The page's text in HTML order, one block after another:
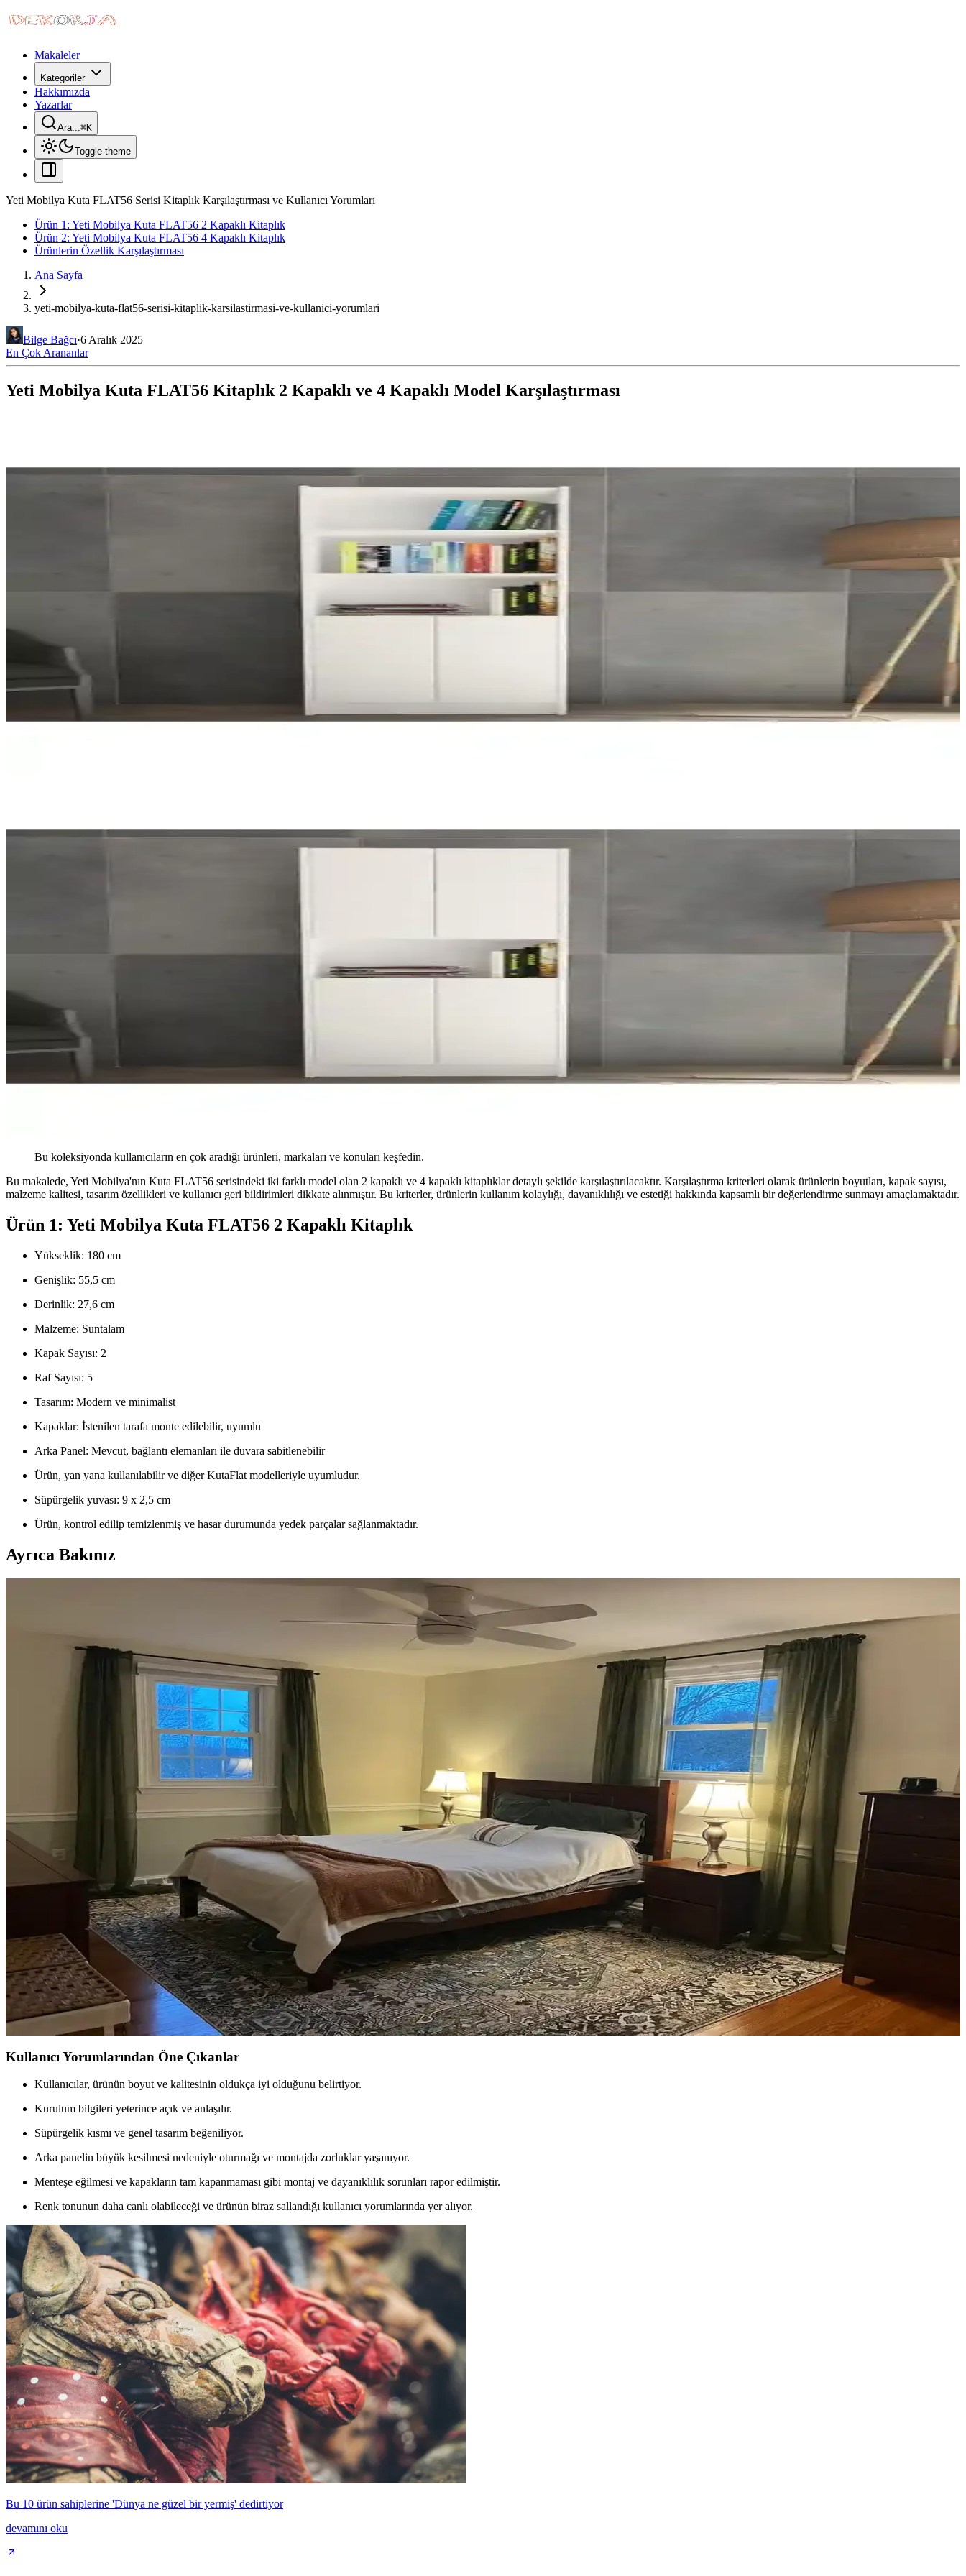
Makaleler
Kategoriler
Hakkımızda
Yazarlar
Ara...⌘K
Toggle theme
Yeti Mobilya Kuta FLAT56 Serisi Kitaplık Karşılaştırması ve Kullanıcı Yorumları
Ürün 1: Yeti Mobilya Kuta FLAT56 2 Kapaklı Kitaplık
Ürün 2: Yeti Mobilya Kuta FLAT56 4 Kapaklı Kitaplık
Ürünlerin Özellik Karşılaştırması
Ana Sayfa
yeti-mobilya-kuta-flat56-serisi-kitaplik-karsilastirmasi-ve-kullanici-yorumlari
Bilge Bağcı·6 Aralık 2025
En Çok Arananlar
Yeti Mobilya Kuta FLAT56 Kitaplık 2 Kapaklı ve 4 Kapaklı Model Karşılaştırması
Bu koleksiyonda kullanıcıların en çok aradığı ürünleri, markaları ve konuları keşfedin.
Bu makalede, Yeti Mobilya'nın Kuta FLAT56 serisindeki iki farklı model olan 2 kapaklı ve 4 kapaklı kitaplıklar detaylı şekilde karşılaştırılacaktır. Karşılaştırma kriterleri olarak ürünlerin boyutları, kapak sayısı,
malzeme kalitesi, tasarım özellikleri ve kullanıcı geri bildirimleri dikkate alınmıştır. Bu kriterler, ürünlerin kullanım kolaylığı, dayanıklılığı ve estetiği hakkında kapsamlı bir değerlendirme sunmayı amaçlamaktadır.
Ürün 1: Yeti Mobilya Kuta FLAT56 2 Kapaklı Kitaplık
Yükseklik: 180 cm
Genişlik: 55,5 cm
Derinlik: 27,6 cm
Malzeme: Suntalam
Kapak Sayısı: 2
Raf Sayısı: 5
Tasarım: Modern ve minimalist
Kapaklar: İstenilen tarafa monte edilebilir, uyumlu
Arka Panel: Mevcut, bağlantı elemanları ile duvara sabitlenebilir
Ürün, yan yana kullanılabilir ve diğer KutaFlat modelleriyle uyumludur.
Süpürgelik yuvası: 9 x 2,5 cm
Ürün, kontrol edilip temizlenmiş ve hasar durumunda yedek parçalar sağlanmaktadır.
Ayrıca Bakınız
Koltuk ve Aksesuar Sandalyelerde Renk Uyumu ve Dekorasyonda Görsel Denge Sağlama Yöntemleri
Koltuk ve aksesuar sandalyelerde renk uyumsuzluğu görsel rekabete yol açabilir. Halı, perde, yastık ve mobilya yerleşimi ile renkler dengelenerek mekanın estetik bütünlüğü sağlanır.
Ev Dekorasyonunda Denge ve Fonksiyonellik: Renk Uyumu, Mobilya Yerleşimi ve Estetik İncelemesi
Reddit tartışması üzerinden ev dekorasyonunda renk uyumu, mobilya yerleşimi ve aksesuar dengesi gibi unsurların yaşam alanlarının estetik ve fonksiyonelliğini nasıl etkilediği inceleniyor.
Veranda Dekorasyonunda Bitki Seçimi, Aydınlatma ve Mobilya Düzenlemeleriyle Estetik İyileştirme Yöntemleri
Veranda dekorasyonunda bitkiler, halılar, aydınlatma ve mobilyaların uyumlu kullanımı mekânı daha davetkâr ve fonksiyonel kılar. Doğru seçimler verandanın atmosferini ve dış görünümünü güçlendirir.
Habitat'tan İkinci El Mobilya Alımı ve Ev Dekorasyonunda Stil Oluşturma Yöntemleri
Habitat mağazalarından ikinci el mobilya alımı, ekonomik ve özgün dekorasyon için fırsatlar sunar. Doğru seçim, temizlik ve stil oluşturma evin atmosferini belirler.
Teal Renkli Sandalyenin Halı ve Dolapla Uyumunda Renk Tonları ve Aksesuarların Rolü
Teal renkli sandalyenin halı ve dolapla uyumu, doğru renk tonları ve aksesuar seçimiyle sağlanır. Halıdaki mavi-yeşil alt tonlar ve sıcak ahşap dolap, teal rengini öne çıkarır, aksesuarlar ise denge oluşturur.
Yan Sehpa Boyama Renk Seçenekleri ve Dekorasyon Uyumu İçin Rehber
Yan sehpa boyamada renk seçimi, mobilya ve dekorasyon uyumu açısından önemlidir. Koyu tonlar, sıcak renkler ve doğal ahşap görünümü seçenekleriyle estetik sonuçlar elde edilir.
Ev Kütüphanesi Yenileme: Renk, Dekorasyon ve Konforun Dengeli Buluşması
Ev kütüphanesi yenilemesinde renklerin rahatlatıcı etkisi, kişisel dekoratif öğeler ve konforlu mobilyalar ön plandadır. Tavan boyama ve raf düzeni mekânın atmosferini zenginleştirir.
Yatak Odası Düzeni ve Dekorasyonunda Doğru Yerleşim ve Tasarım İpuçları
Yatak odasında doğru mobilya yerleşimi, renk uyumu, aydınlatma ve kişisel dokunuşlarla mekanın fonksiyonelliği ve estetiği artırılır. Bu ipuçlarıyla odanız daha dengeli ve sıcak bir hale gelir.
Kullanıcı Yorumlarından Öne Çıkanlar
Kullanıcılar, ürünün boyut ve kalitesinin oldukça iyi olduğunu belirtiyor.
Kurulum bilgileri yeterince açık ve anlaşılır.
Süpürgelik kısmı ve genel tasarım beğeniliyor.
Arka panelin büyük kesilmesi nedeniyle oturmağı ve montajda zorluklar yaşanıyor.
Menteşe eğilmesi ve kapakların tam kapanmaması gibi montaj ve dayanıklılık sorunları rapor edilmiştir.
Renk tonunun daha canlı olabileceği ve ürünün biraz sallandığı kullanıcı yorumlarında yer alıyor.
Bu 10 ürün sahiplerine 'Dünya ne güzel bir yermiş' dedirtiyor
devamını oku